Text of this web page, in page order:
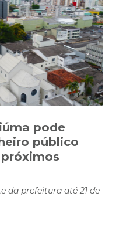
pode
público
da prefeitura até 21 de